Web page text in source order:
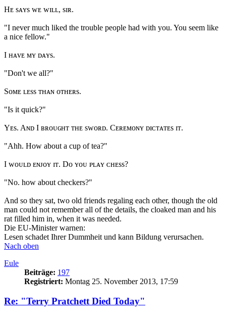
Hᴇ sᴀʏs ᴡᴇ ᴡɪʟʟ, sɪʀ.
"I never much liked the trouble people had with you. You seem like
a nice fellow."
I ʜᴀᴠᴇ ᴍʏ ᴅᴀʏs.
"Don't we all?"
Sᴏᴍᴇ ʟᴇss ᴛʜᴀɴ ᴏᴛʜᴇʀs.
"Is it quick?"
Yᴇs. Aɴᴅ I ʙʀᴏᴜɢʜᴛ ᴛʜᴇ sᴡᴏʀᴅ. Cᴇʀᴇᴍᴏɴʏ ᴅɪᴄᴛᴀᴛᴇs ɪᴛ.
"Ahh. How about a cup of tea?"
I ᴡᴏᴜʟᴅ ᴇɴᴊᴏʏ ɪᴛ. Dᴏ ʏᴏᴜ ᴘʟᴀʏ ᴄʜᴇss?
"No. how about checkers?"
And so they sat, two old friends regaling each other, though the old
man could not remember all of the details, the cloaked man and his
rat filled him in, when it was needed.
Die EU-Minister warnen:
Lesen schadet Ihrer Dummheit und kann Bildung verursachen.
Nach oben
Eule
Beiträge: 197
Registriert: Montag 25. November 2013, 17:59
Re: "Terry Pratchett Died Today"